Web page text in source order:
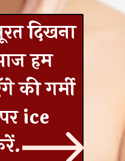
दिखना
हम
की गर्मी
ice